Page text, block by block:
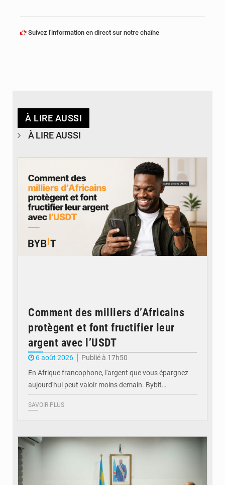
Suivez l'information en direct sur notre chaîne
À LIRE AUSSI
À LIRE AUSSI
Comment des milliers d’Africains
protègent et font fructifier leur
argent avec l’USDT
6 août 2026
Publié à 17h50
En Afrique francophone, l'argent que vous épargnez
aujourd'hui peut valoir moins demain. Bybit…
SAVOIR PLUS